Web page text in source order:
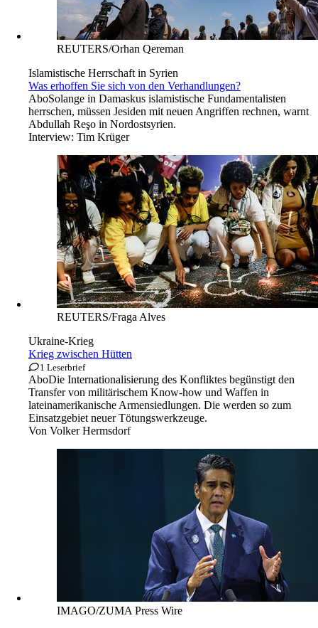
REUTERS/Orhan Qereman
Islamistische Herrschaft in Syrien
Was erhoffen Sie sich von den Verhandlungen?
AboSolange in Damaskus islamistische Fundamentalisten
herrschen, müssen Jesiden mit neuen Angriffen rechnen, warnt
Abdullah Reşo in Nordostsyrien.
Interview: Tim Krüger
REUTERS/Fraga Alves
Ukraine-Krieg
Krieg zwischen Hütten
1 Leserbrief
AboDie Internationalisierung des Konfliktes begünstigt den
Transfer von militärischem Know-how und Waffen in
lateinamerikanische Armensiedlungen. Die werden so zum
Einsatzgebiet neuer Tötungswerkzeuge.
Von Volker Hermsdorf
IMAGO/ZUMA Press Wire